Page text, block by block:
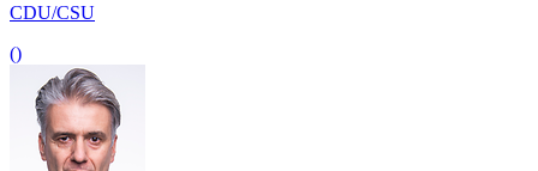
CDU/CSU
()